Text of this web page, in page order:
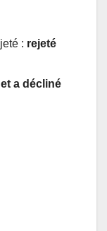
: rejeté
a décliné